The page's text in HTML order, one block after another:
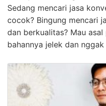
Sedang mencari jasa
cocok? Bingung mencari
dan berkualitas? Mau
bahannya jelek dan